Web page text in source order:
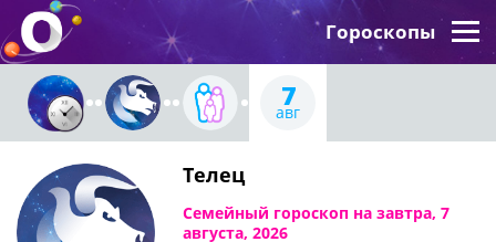
Гороскопы
7
авг
Телец
Семейный гороскоп на завтра, 7
августа, 2026